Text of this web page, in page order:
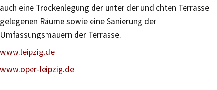
auch eine Trockenlegung der unter der undichten Terrasse
gelegenen Räume sowie eine Sanierung der
Umfassungsmauern der Terrasse.
www.leipzig.de
www.oper-leipzig.de